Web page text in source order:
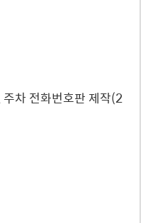
차 전화번호판 제작(2